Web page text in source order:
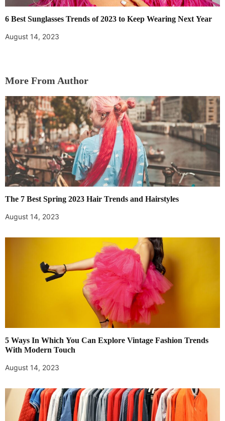
6 Best Sunglasses Trends of 2023 to Keep Wearing Next Year
August 14, 2023
More From Author
The 7 Best Spring 2023 Hair Trends and Hairstyles
August 14, 2023
5 Ways In Which You Can Explore Vintage Fashion Trends
With Modern Touch
August 14, 2023